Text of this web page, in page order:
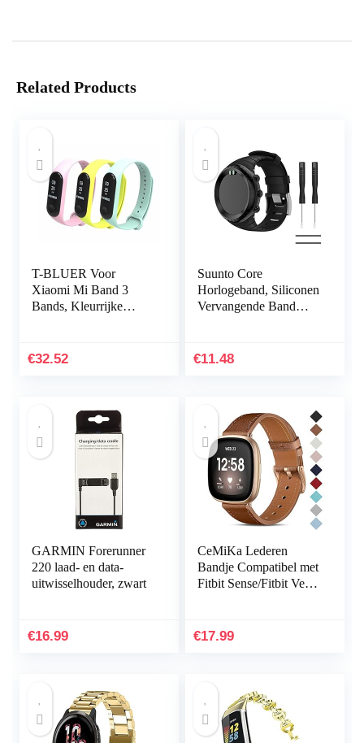
Related Products
T-BLUER Voor
Xiaomi Mi Band 3
Bands, Kleurrijke
Mi Band 3/Mi Band 4
€32.52
Suunto Core
Horlogeband, Siliconen
Vervangende Band
Horlogeband
€11.48
GARMIN Forerunner
220 laad- en data-
uitwisselhouder, zwart
€16.99
CeMiKa Lederen
Bandje Compatibel met
Fitbit Sense/Fitbit Versa
Compatibel met Fitbit
€17.99